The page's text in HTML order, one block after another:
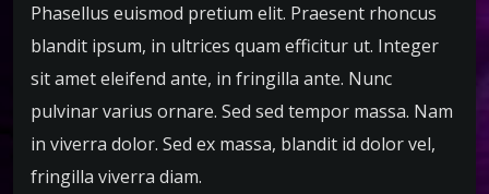
Phasellus euismod pretium elit. Praesent rhoncus
blandit ipsum, in ultrices quam efficitur ut. Integer
sit amet eleifend ante, in fringilla ante. Nunc
pulvinar varius ornare. Sed sed tempor massa. Nam
in viverra dolor. Sed ex massa, blandit id dolor vel,
fringilla viverra diam.